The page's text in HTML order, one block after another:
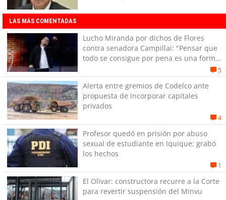
LAS MÁS COMENTADAS
Lucho Miranda por dichos de Flores
contra senadora Campillai: "Pensar que
todo se consigue por pena es una forma
5
Alerta entre gremios de Codelco ante
propuesta de incorporar capitales
privados
4
Profesor quedó en prisión por abuso
sexual de estudiante en Iquique: grabó
los hechos
1
El Olivar: constructora recurre a la Corte
para revertir suspensión del Minvu